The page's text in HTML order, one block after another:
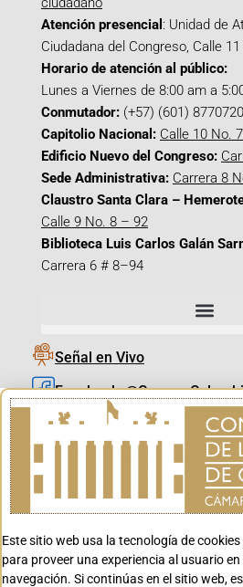
Atención presencial : Unidad de
Ciudadana del Congreso, Calle
Horario de atención al público:
Lunes a Viernes de 8:00 am a
Conmutador: (+57) (601) 8770720
Capitolio Nacional: Calle 10 No.
Edificio Nuevo del Congreso:
Sede Administrativa: Carrera 8
Claustro Santa Clara –
Calle 9 No. 8 – 92
Biblioteca Luis Carlos Galán
Carrera 6 # 8–94
Señal en Vivo
X_@CamaraColombia
Youtube_@CamaraColombia
Youtube_@CanalCongreso
Este sitio web usa la tecnología de
para proveer una experiencia al usuario en
navegación. Si continúas en el sitio web,